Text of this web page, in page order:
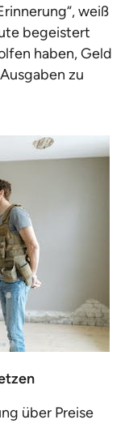
weiß
begeistert
haben, Geld
zu
über Preise